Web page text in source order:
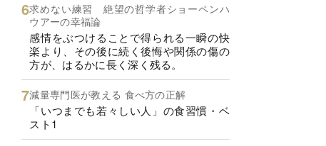
求めない練習 絶望の哲学者ショーペンハ
ウアーの幸福論
感情をぶつけることで得られる一瞬の快
楽より、その後に続く後悔や関係の傷の
方が、はるかに長く深く残る。
減量専門医が教える 食べ方の正解
「いつまでも若々しい人」の食習慣・ベ
スト1